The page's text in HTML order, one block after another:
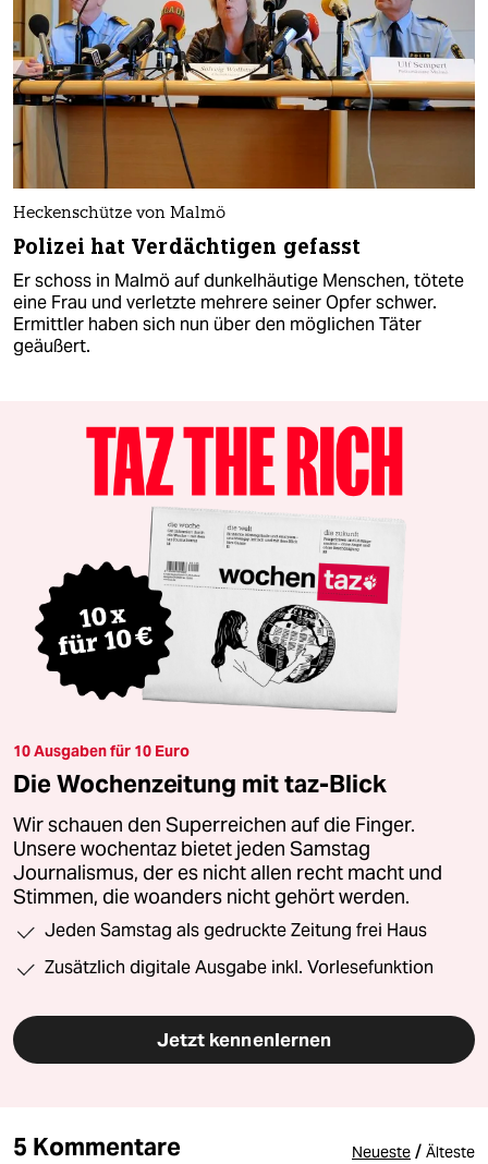
Heckenschütze von Malmö
Polizei hat Verdächtigen gefasst
Er schoss in Malmö auf dunkelhäutige Menschen, tötete
eine Frau und verletzte mehrere seiner Opfer schwer.
Ermittler haben sich nun über den möglichen Täter
geäußert.
10 Ausgaben für 10 Euro
Die Wochenzeitung mit taz-Blick
Wir schauen den Superreichen auf die Finger.
Unsere wochentaz bietet jeden Samstag
Journalismus, der es nicht allen recht macht und
Stimmen, die woanders nicht gehört werden.
Jeden Samstag als gedruckte Zeitung frei Haus
Zusätzlich digitale Ausgabe inkl. Vorlesefunktion
Jetzt kennenlernen
5 Kommentare Neueste / Älteste